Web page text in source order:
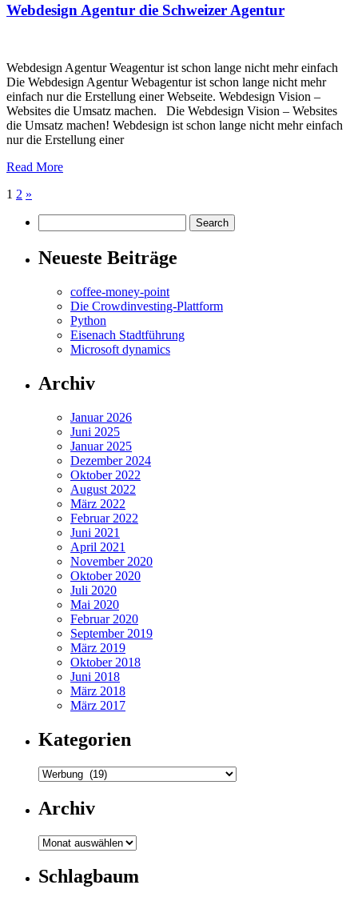
Webdesign Agentur die Schweizer Agentur
Webdesign Agentur Weagentur ist schon lange nicht mehr einfach
Die Webdesign Agentur Webagentur ist schon lange nicht mehr
einfach nur die Erstellung einer Webseite. Webdesign Vision –
Websites die Umsatz machen. Die Webdesign Vision – Websites
die Umsatz machen! Webdesign ist schon lange nicht mehr einfach
nur die Erstellung einer
Read More
1 2 »
Neueste Beiträge
coffee-money-point
Die Crowdinvesting-Plattform
Python
Eisenach Stadtführung
Microsoft dynamics
Archiv
Januar 2026
Juni 2025
Januar 2025
Dezember 2024
Oktober 2022
August 2022
März 2022
Februar 2022
Juni 2021
April 2021
November 2020
Oktober 2020
Juli 2020
Mai 2020
Februar 2020
September 2019
März 2019
Oktober 2018
Juni 2018
März 2018
März 2017
Kategorien
Kategorien
Archiv
Archiv
Schlagbaum